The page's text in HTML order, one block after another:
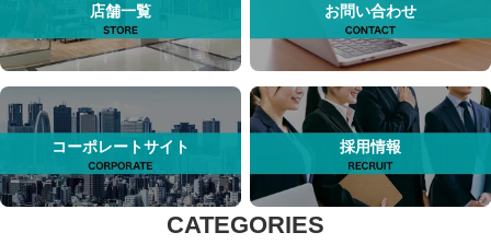
店舗一覧 お問い合わせ
コーポレートサイト 採用情報